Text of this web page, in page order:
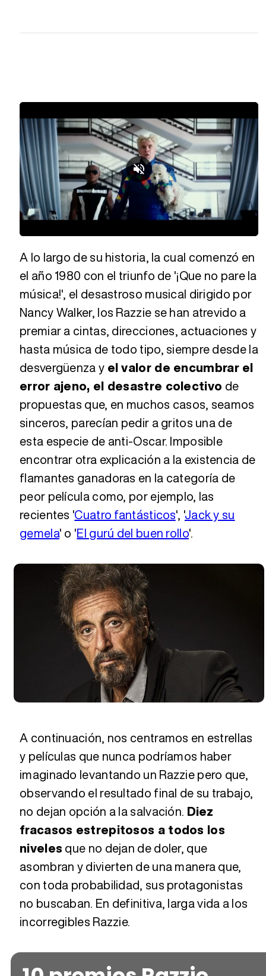
A lo largo de su historia, la cual comenzó en
el año 1980 con el triunfo de '¡Que no pare la
música!', el desastroso musical dirigido por
Nancy Walker, los Razzie se han atrevido a
premiar a cintas, direcciones, actuaciones y
hasta música de todo tipo, siempre desde la
desvergüenza y el valor de encumbrar el
error ajeno, el desastre colectivo de
propuestas que, en muchos casos, seamos
sinceros, parecían pedir a gritos una de
esta especie de anti-Oscar. Imposible
encontrar otra explicación a la existencia de
flamantes ganadoras en la categoría de
peor película como, por ejemplo, las
recientes 'Cuatro fantásticos', 'Jack y su
gemela' o 'El gurú del buen rollo'.
A continuación, nos centramos en estrellas
y películas que nunca podríamos haber
imaginado levantando un Razzie pero que,
observando el resultado final de su trabajo,
no dejan opción a la salvación. Diez
fracasos estrepitosos a todos los
niveles que no dejan de doler, que
asombran y divierten de una manera que,
con toda probabilidad, sus protagonistas
no buscaban. En definitiva, larga vida a los
incorregibles Razzie.